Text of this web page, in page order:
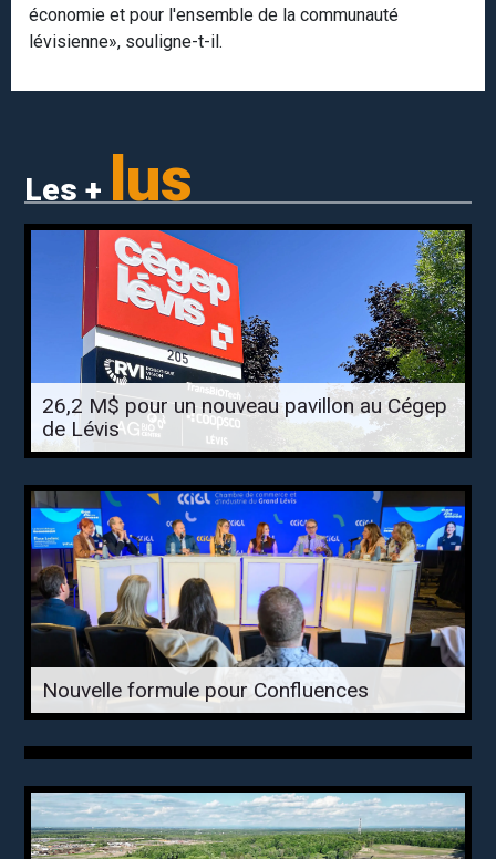
économie et pour l'ensemble de la communauté
lévisienne», souligne-t-il.
Les + lus
26,2 M$ pour un nouveau pavillon au Cégep
de Lévis
Nouvelle formule pour Confluences